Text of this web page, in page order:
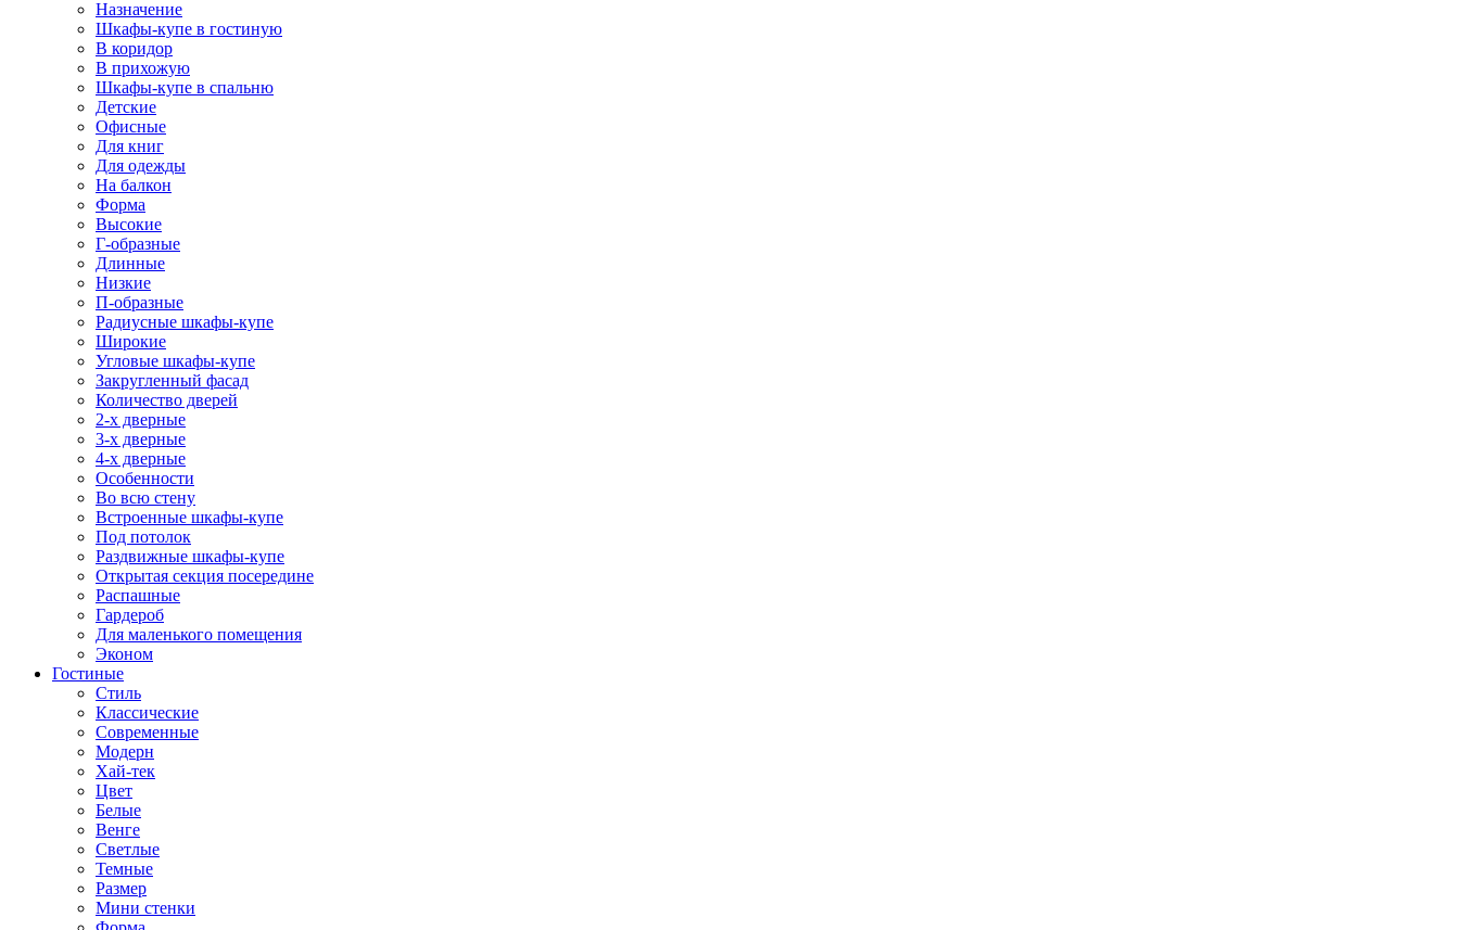
Назначение
Шкафы-купе в гостиную
В коридор
В прихожую
Шкафы-купе в спальню
Детские
Офисные
Для книг
Для одежды
На балкон
Форма
Высокие
Г-образные
Длинные
Низкие
П-образные
Радиусные шкафы-купе
Широкие
Угловые шкафы-купе
Закругленный фасад
Количество дверей
2-х дверные
3-х дверные
4-х дверные
Особенности
Во всю стену
Встроенные шкафы-купе
Под потолок
Раздвижные шкафы-купе
Открытая секция посередине
Распашные
Гардероб
Для маленького помещения
Эконом
Гостиные
Стиль
Классические
Современные
Модерн
Хай-тек
Цвет
Белые
Венге
Светлые
Темные
Размер
Мини стенки